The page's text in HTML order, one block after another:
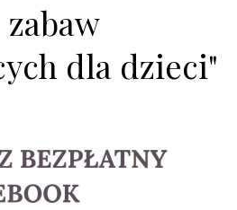
zabaw
dla dzieci"